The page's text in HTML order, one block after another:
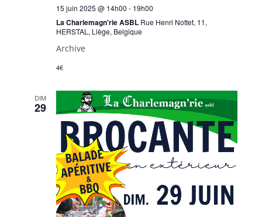
15 juin 2025 @ 14h00 - 19h00
La Charlemagn'rie ASBL Rue Henri Nottet, 11,
HERSTAL, Liège, Belgique
Archive
4€
DIM
29